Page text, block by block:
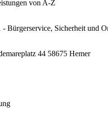
von A-Z
- Bürgerservice, Sicherheit und
44 58675 Hemer